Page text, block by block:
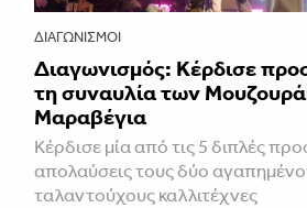
ΔΙΑΓΩΝΙΣΜΟΊ
Διαγωνισμός: Κέρδισε
τη συναυλία των
Μαραβέγια
Κέρδισε μία από τις 5 διπλές
απολαύσεις τους δύο
ταλαντούχους καλλιτέχνες